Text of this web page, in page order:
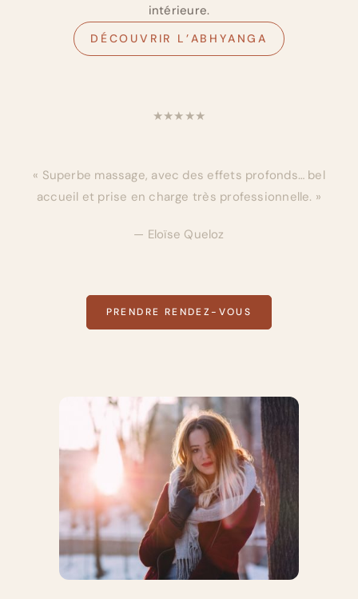
intérieure.
DÉCOUVRIR L’ABHYANGA
★★★★★
« Superbe massage, avec des effets profonds… bel
accueil et prise en charge très professionnelle. »
— Eloïse Queloz
PRENDRE RENDEZ-VOUS